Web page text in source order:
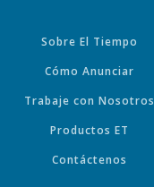
Sobre El Tiempo
Cómo Anunciar
Trabaje con Nosotros
Productos ET
Contáctenos